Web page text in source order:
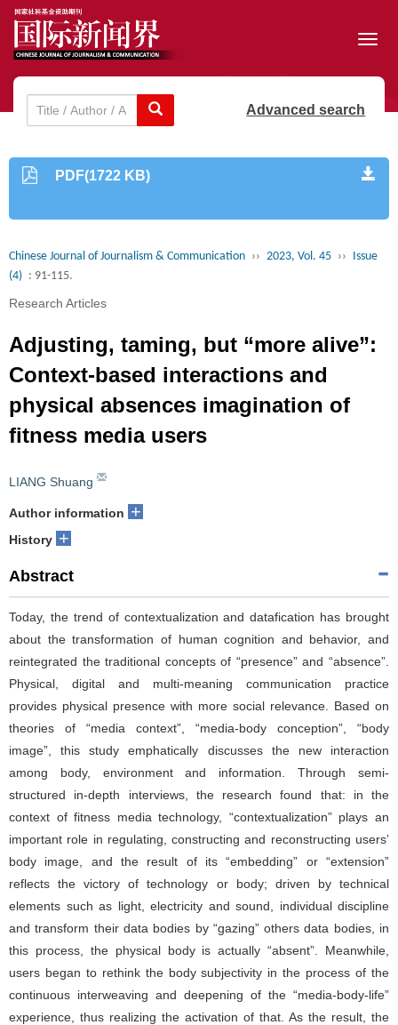
Advanced search
PDF(1722 KB)
Chinese Journal of Journalism & Communication ›› 2023, Vol. 45 ›› Issue
(4) : 91-115.
Research Articles
Adjusting, taming, but “more alive”:
Context-based interactions and
physical absences imagination of
fitness media users
LIANG Shuang
Author information +
History +
Abstract
Today, the trend of contextualization and datafication has brought
about the transformation of human cognition and behavior, and
reintegrated the traditional concepts of “presence” and “absence”.
Physical, digital and multi-meaning communication practice
provides physical presence with more social relevance. Based on
theories of “media context”, “media-body conception”, “body
image”, this study emphatically discusses the new interaction
among body, environment and information. Through semi-
structured in-depth interviews, the research found that: in the
context of fitness media technology, “contextualization” plays an
important role in regulating, constructing and reconstructing users’
body image, and the result of its “embedding” or “extension”
reflects the victory of technology or body; driven by technical
elements such as light, electricity and sound, individual discipline
and transform their data bodies by “gazing” others data bodies, in
this process, the physical body is actually “absent”. Meanwhile,
users began to rethink the body subjectivity in the process of the
continuous interweaving and deepening of the “media-body-life”
experience, thus realizing the activation of that. As the result, the